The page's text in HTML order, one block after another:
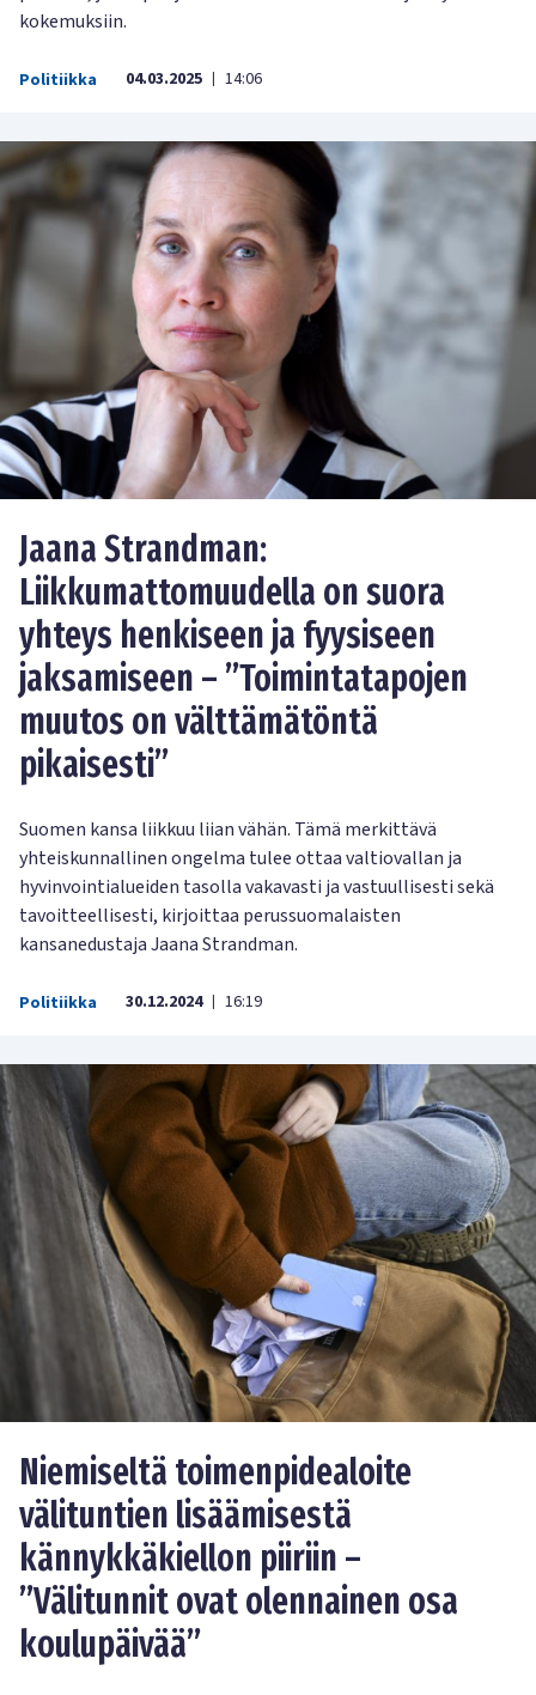
kokemuksiin.
Politiikka 04.03.2025 | 14:06
Jaana Strandman:
Liikkumattomuudella on suora
yhteys henkiseen ja fyysiseen
jaksamiseen – ”Toimintatapojen
muutos on välttämätöntä
pikaisesti”
Suomen kansa liikkuu liian vähän. Tämä merkittävä
yhteiskunnallinen ongelma tulee ottaa valtiovallan ja
hyvinvointialueiden tasolla vakavasti ja vastuullisesti sekä
tavoitteellisesti, kirjoittaa perussuomalaisten
kansanedustaja Jaana Strandman.
Politiikka 30.12.2024 | 16:19
Niemiseltä toimenpidealoite
välituntien lisäämisestä
kännykkäkiellon piiriin –
”Välitunnit ovat olennainen osa
koulupäivää”